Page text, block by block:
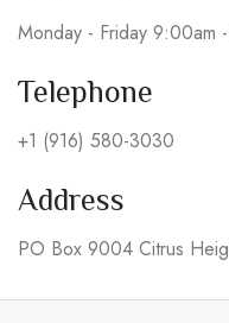
Monday - Friday 9:00am
Telephone
+1 (916) 580-3030
Address
PO Box 9004 Citrus